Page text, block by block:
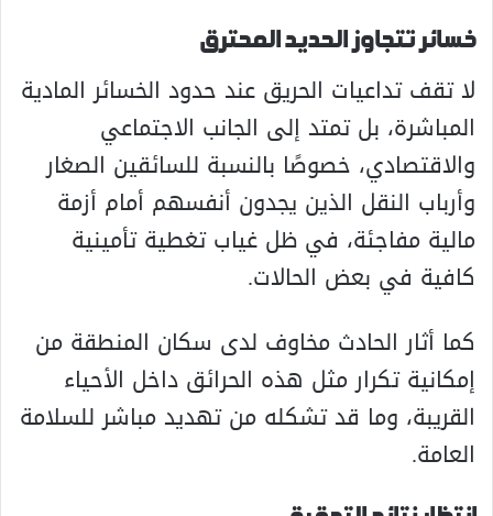
خسائر تتجاوز الحديد المحترق
لا تقف تداعيات الحريق عند حدود الخسائر المادية
المباشرة، بل تمتد إلى الجانب الاجتماعي
والاقتصادي، خصوصًا بالنسبة للسائقين الصغار
وأرباب النقل الذين يجدون أنفسهم أمام أزمة
مالية مفاجئة، في ظل غياب تغطية تأمينية
كافية في بعض الحالات.
كما أثار الحادث مخاوف لدى سكان المنطقة من
إمكانية تكرار مثل هذه الحرائق داخل الأحياء
القريبة، وما قد تشكله من تهديد مباشر للسلامة
العامة.